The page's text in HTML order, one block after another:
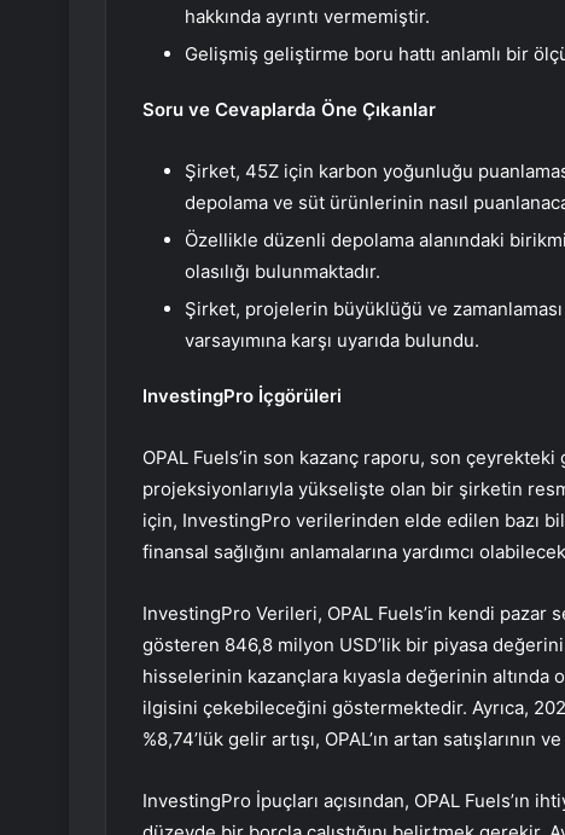
hakkında ayrıntı vermemiştir.
Gelişmiş geliştirme boru hattı anlamlı bir
Soru ve Cevaplarda Öne Çıkanlar
Şirket, 45Z için karbon yoğunluğu
depolama ve süt ürünlerinin nasıl
Özellikle düzenli depolama alanındaki
olasılığı bulunmaktadır.
Şirket, projelerin büyüklüğü ve
varsayımına karşı uyarıda bulundu.
InvestingPro İçgörüleri
OPAL Fuels’in son kazanç raporu, son
projeksiyonlarıyla yükselişte olan bir şirketin
için, InvestingPro verilerinden elde edilen bazı
finansal sağlığını anlamalarına yardımcı
InvestingPro Verileri, OPAL Fuels’in kendi
gösteren 846,8 milyon USD’lik bir piyasa değerini
hisselerinin kazançlara kıyasla değerinin altında
ilgisini çekebileceğini göstermektedir. Ayrıca,
%8,74’lük gelir artışı, OPAL’ın artan
InvestingPro İpuçları açısından, OPAL Fuels’ın